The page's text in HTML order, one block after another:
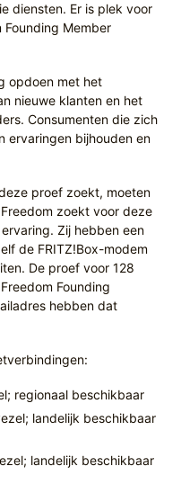
diensten. Er is plek voor
Founding Member
opdoen met het
nieuwe klanten en het
Consumenten die zich
ervaringen bijhouden en
proef zoekt, moeten
zoekt voor deze
Zij hebben een
de FRITZ!Box-modem
De proef voor 128
Founding
hebben dat
regionaal beschikbaar
landelijk beschikbaar
landelijk beschikbaar